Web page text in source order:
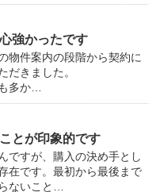
強かったです
物件案内の段階から契約に
だきました。
多か…
とが印象的です
ですが、購入の決め手とし
在です。最初から最後まで
ないこと…